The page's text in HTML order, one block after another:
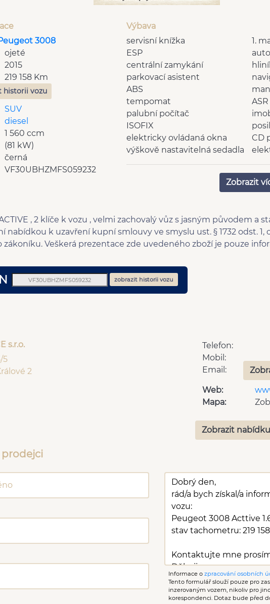
3008
ojeté
2015
219 158 Km
historii vozu
SUV
diesel
1 560 ccm
(81 kW)
černá
VF30UBHZMFS059232
Výbava
1.
servisní knížka
ESP
centrální zamykání
parkovací asistent
ABS
ASR
tempomat
palubní počítač
ISOFIX
CD
elektricky ovládaná okna
výškově nastavitelná sedadla
vnější teploměr
výškově nastavitelné sedadlo
řidiče
6
deaktivace airbagu
senzor tlaku v pneumatikách
el. sklopná zrcátka
Zadní světla LED
Zadní loketní opěrka
Zatmavená zadní skla
USB
samostmívací zrcátka
Zobrazit
, 2 klíče k vozu , velmi zachovalý vůz s jasným původem a
nabídkou k uzavření kupní smlouvy ve smyslu ust. § 1732 odst. 1,
zákoníku. Veškerá prezentace zde uvedeného zboží je pouze
zobrazit historii vozu
s.r.o.
5
2
Telefon:
Mobil:
Email:
Web:
Mapa:
Zobrazit
prodejci
Informace o zpracování osobních
Tento formulář slouží pouze pro
inzerovaným vozem, nikoliv pro
korespondenci. Dotaz bude před